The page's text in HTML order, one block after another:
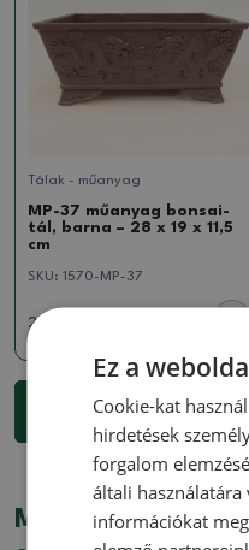
Tálak - műanyag
MP-37 műanyag bonsai-
tál, barna – 28 x 19 x 11,5
cm
SKU: 1570-MP-37
2855 Ft
További részletek 18
Miért érdemes itt
Ez a
Cookie-kat
hirdetések
forgalom
általi
információkat